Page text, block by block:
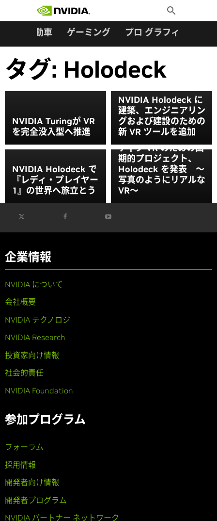
Toggle
Search
自動車 ゲーミング プロ グラフィックス
タグ: Holodeck
NVIDIA Turingが VR
を完全没入型へ推進
NVIDIA Holodeck に
建築、エンジニアリン
グおよび建設のための
新 VR ツールを追加
NVIDIA Holodeck で
『レディ・プレイヤー
1』の世界へ旅立とう
NVIDIA、コラボレー
ティブ VR のための画
期的プロジェクト、
Holodeck を発表 ～
写真のようにリアルな
VR～
企業情報
NVIDIA について
会社概要
NVIDIA テクノロジ
NVIDIA Research
投資家向け情報
社会的責任
NVIDIA Foundation
参加プログラム
フォーラム
採用情報
開発者向け情報
開発者プログラム
NVIDIA パートナー ネットワーク